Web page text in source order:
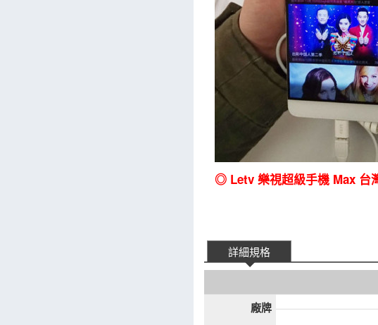
◎ Letv 樂視超級手機 Max 台
詳細規格
廠牌